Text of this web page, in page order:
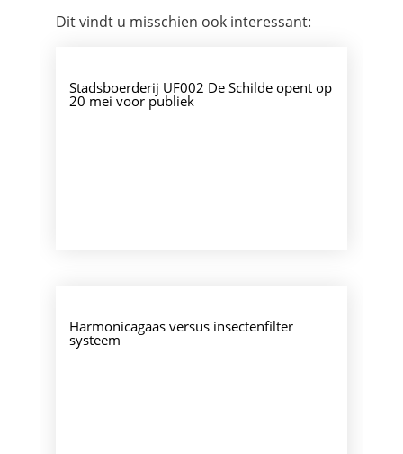
Dit vindt u misschien ook interessant:
Stadsboerderij UF002 De Schilde opent op
20 mei voor publiek
Harmonicagaas versus insectenfilter
systeem